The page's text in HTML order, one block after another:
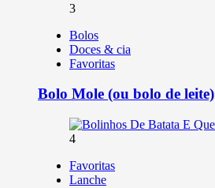
3
Bolos
Doces & cia
Favoritas
Bolo Mole (ou bolo de leite)
4
Favoritas
Lanche